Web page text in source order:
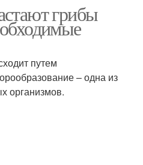
грибы
путем
– одна из
организмов.